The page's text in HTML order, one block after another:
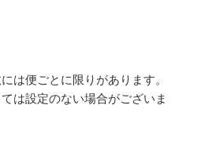
は便ごとに限りがあります。
は設定のない場合がございま